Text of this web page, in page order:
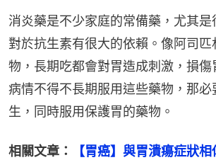
消炎藥是不少家庭的常備藥，尤其是
對於抗生素有很大的依賴。像阿司匹
物，長期吃都會對胃造成刺激，損傷
病情不得不長期服用這些藥物，那必
生，同時服用保護胃的藥物。
相關文章：
【胃癌】與胃潰瘍症狀